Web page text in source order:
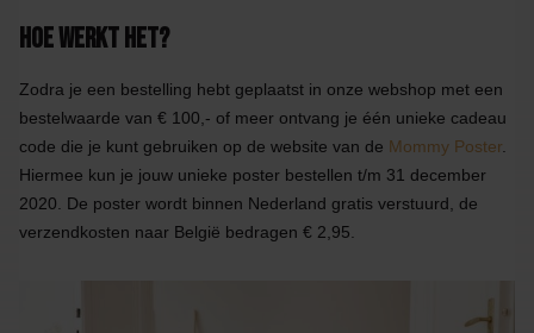
Hoe werkt het?
Zodra je een bestelling hebt geplaatst in onze webshop met een
bestelwaarde van € 100,- of meer ontvang je één unieke cadeau
code die je kunt gebruiken op de website van de Mommy Poster
Hiermee kun je jouw unieke poster bestellen t/m 31 december
2020. De poster wordt binnen Nederland gratis verstuurd, de
verzendkosten naar België bedragen € 2,95.